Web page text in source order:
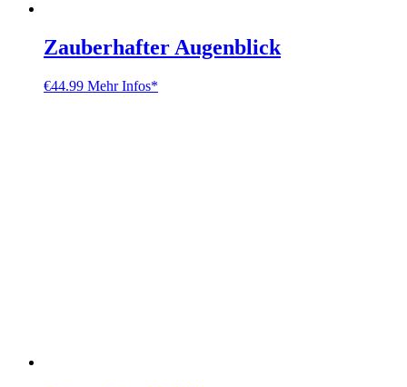
Zauberhafter Augenblick
€44.99 Mehr Infos*